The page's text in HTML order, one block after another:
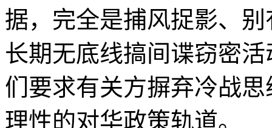
据，完全是捕风捉影、
长期无底线搞间谍窃密
们要求有关方摒弃冷战
理性的对华政策轨道。